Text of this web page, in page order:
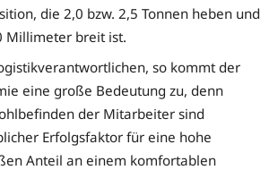
die 2,0 bzw. 2,5 Tonnen heben und
Millimeter breit ist.
so kommt der
eine große Bedeutung zu, denn
der Mitarbeiter sind
Erfolgsfaktor für eine hohe
Anteil an einem komfortablen